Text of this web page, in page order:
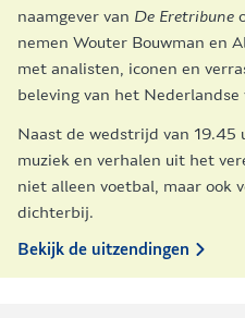
naamgever van De Eretribune
nemen Wouter Bouwman en
met analisten, iconen en
beleving van het Nederlandse
Naast de wedstrijd van 19.45
muziek en verhalen uit het
niet alleen voetbal, maar ook
dichterbij.
Bekijk de uitzendingen